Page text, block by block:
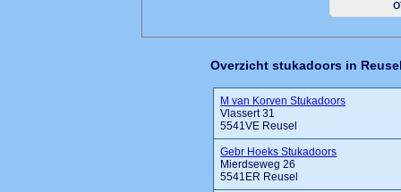
Overzicht stukadoors in
M van Korven Stukadoors
Vlassert 31
5541VE Reusel
Gebr Hoeks Stukadoors
Mierdseweg 26
5541ER Reusel